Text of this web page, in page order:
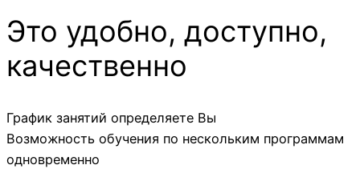
Это удобно, доступно,
качественно
График занятий определяете Вы
Возможность обучения по нескольким программам
одновременно